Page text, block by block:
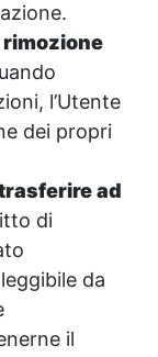
l’Utente
dei propri
ad
di
da
il